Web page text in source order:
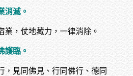
消滅。
業，仗地藏力，一律消除。
護臨。
，見同佛見、行同佛行、德同